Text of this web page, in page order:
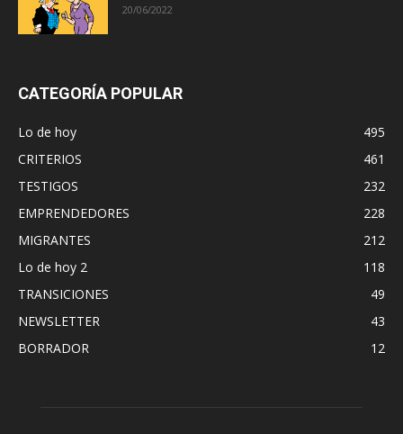
20/06/2022
CATEGORÍA POPULAR
Lo de hoy
495
CRITERIOS
461
TESTIGOS
232
EMPRENDEDORES
228
MIGRANTES
212
Lo de hoy 2
118
TRANSICIONES
49
NEWSLETTER
43
BORRADOR
12